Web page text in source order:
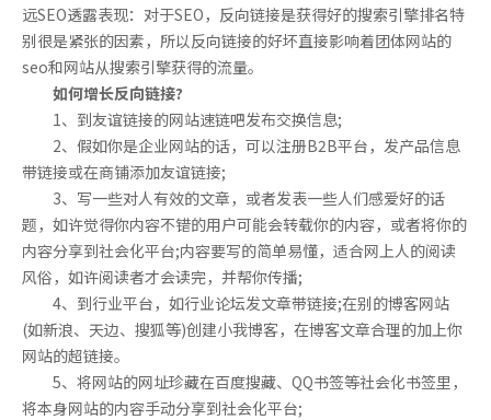
远SEO透露表现：对于SEO，反向链接是获得好的搜索引擎排名特
别很是紧张的因素，所以反向链接的好坏直接影响着团体网站的
seo和网站从搜索引擎获得的流量。
如何增长反向链接?
1、到友谊链接的网站速链吧发布交换信息;
2、假如你是企业网站的话，可以注册B2B平台，发产品信息
带链接或在商铺添加友谊链接;
3、写一些对人有效的文章，或者发表一些人们感爱好的话
题，如许觉得你内容不错的用户可能会转载你的内容，或者将你的
内容分享到社会化平台;内容要写的简单易懂，适合网上人的阅读
风俗，如许阅读者才会读完，并帮你传播;
4、到行业平台，如行业论坛发文章带链接;在别的博客网站
(如新浪、天边、搜狐等)创建小我博客，在博客文章合理的加上你
网站的超链接。
5、将网站的网址珍藏在百度搜藏、QQ书签等社会化书签里，
将本身网站的内容手动分享到社会化平台;